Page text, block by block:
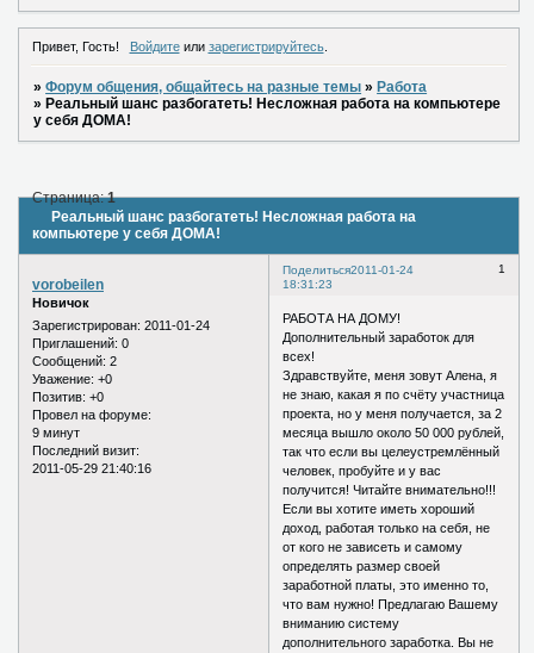
Привет, Гость! Войдитеили зарегистрируйтесь.
»Форум общения, общайтесь на разные темы »Работа
»Реальный шанс разбогатеть! Несложная работа на компьютере
у себя ДОМА!
Реальный шанс разбогатеть! Несложная работа на
компьютере у себя ДОМА!
Страница:1
Поделиться 1
2011-01-24
18:31:23
vorobeilen
Новичок
Зарегистрирован: 2011-01-24
Приглашений: 0
Сообщений: 2
Уважение: +0
Позитив: +0
Провел на форуме:
9 минут
Последний визит:
2011-05-29 21:40:16
РАБОТА НА ДОМУ!
Дополнительный заработок для
всех!
Здравствуйте, меня зовут Алена, я
не знаю, какая я по счёту участница
проекта, но у меня получается, за 2
месяца вышло около 50 000 рублей,
так что если вы целеустремлённый
человек, пробуйте и у вас
получится! Читайте внимательно!!!
Если вы хотите иметь хороший
доход, работая только на себя, не
от кого не зависеть и самому
определять размер своей
заработной платы, это именно то,
что вам нужно! Предлагаю Вашему
вниманию систему
дополнительного заработка. Вы не